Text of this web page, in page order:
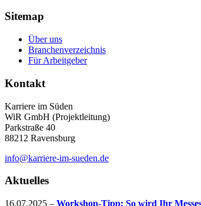
Sitemap
Über uns
Branchenverzeichnis
Für Arbeitgeber
Kontakt
Karriere im Süden
WiR GmbH (Projektleitung)
Parkstraße 40
88212 Ravensburg
info@karriere-im-sueden.de
Aktuelles
16.07.2025 – Workshop-Tipp: So wird Ihr